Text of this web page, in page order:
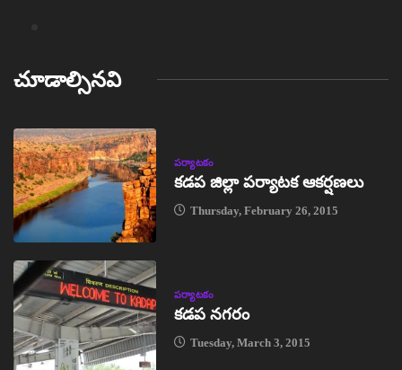
చూడాల్సినవి
పర్యాటకం
కడప జిల్లా పర్యాటక ఆకర్షణలు
Thursday, February 26, 2015
పర్యాటకం
కడప నగరం
Tuesday, March 3, 2015